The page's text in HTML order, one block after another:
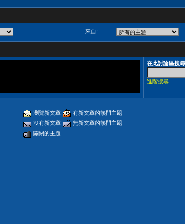
來自:
在此討論區搜尋
進階搜尋
瀏覽新文章
有新文章的熱門主題
沒有新文章
無新文章的熱門主題
關閉的主題